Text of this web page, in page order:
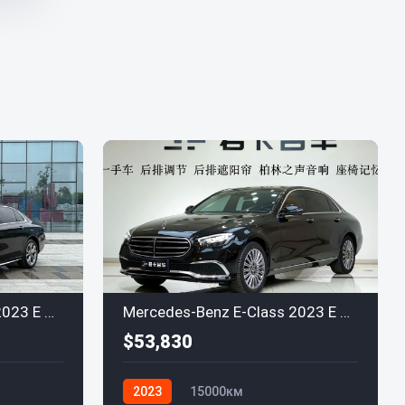
Mercedes-Benz E-Class 2023 E 300 L AMG Line Mercedes-Benz E-Class 2023 E 300 L Luxury
$53,830
2023 15000км